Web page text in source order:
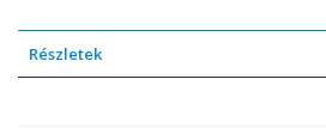
Részletek